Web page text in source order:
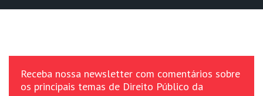
Receba nossa newsletter com comentários sobre
os principais temas de Direito Público da